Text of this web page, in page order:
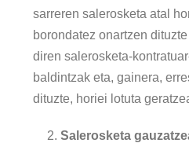
sarreren salerosketa atal
borondatez onartzen
diren salerosketa-
baldintzak eta, gainera,
dituzte, horiei lotuta
Salerosketa